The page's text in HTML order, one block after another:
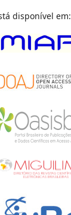
disponível em: